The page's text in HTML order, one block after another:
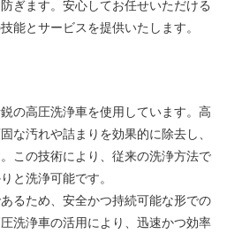
ぎます。安心してお任せいただける
能とサービスを提供いたします。
の高圧洗浄車を使用しています。高
な汚れや詰まりを効果的に除去し、
この技術により、従来の洗浄方法で
と洗浄可能です。
るため、安全かつ持続可能な形での
洗浄車の活用により、迅速かつ効率